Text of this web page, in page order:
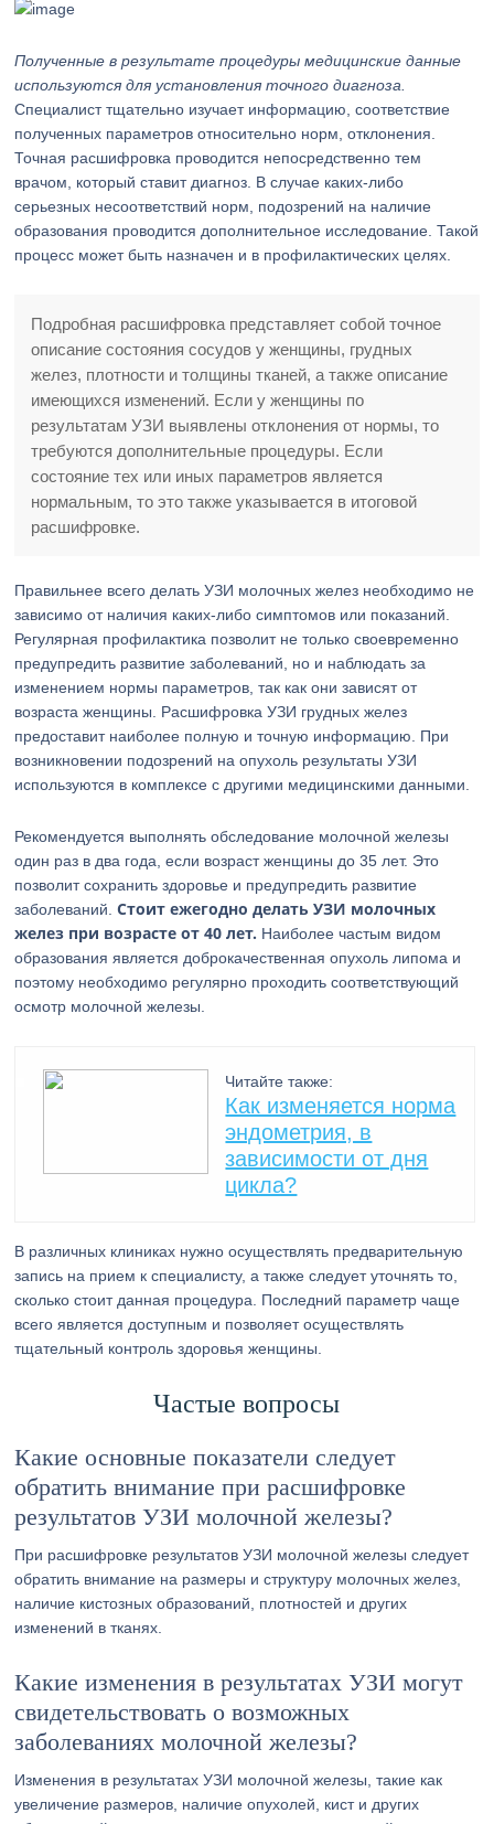
Полученные в результате процедуры медицинские данные
используются для установления точного диагноза.
Специалист тщательно изучает информацию, соответствие
полученных параметров относительно норм, отклонения.
Точная расшифровка проводится непосредственно тем
врачом, который ставит диагноз. В случае каких-либо
серьезных несоответствий норм, подозрений на наличие
образования проводится дополнительное исследование. Такой
процесс может быть назначен и в профилактических целях.
Подробная расшифровка представляет собой точное
описание состояния сосудов у женщины, грудных
желез, плотности и толщины тканей, а также описание
имеющихся изменений. Если у женщины по
результатам УЗИ выявлены отклонения от нормы, то
требуются дополнительные процедуры. Если
состояние тех или иных параметров является
нормальным, то это также указывается в итоговой
расшифровке.
Правильнее всего делать УЗИ молочных желез необходимо не
зависимо от наличия каких-либо симптомов или показаний.
Регулярная профилактика позволит не только своевременно
предупредить развитие заболеваний, но и наблюдать за
изменением нормы параметров, так как они зависят от
возраста женщины. Расшифровка УЗИ грудных желез
предоставит наиболее полную и точную информацию. При
возникновении подозрений на опухоль результаты УЗИ
используются в комплексе с другими медицинскими данными.
Рекомендуется выполнять обследование молочной железы
один раз в два года, если возраст женщины до 35 лет. Это
позволит сохранить здоровье и предупредить развитие
заболеваний.Стоит ежегодно делать УЗИ молочных
желез при возрасте от 40 лет. Наиболее частым видом
образования является доброкачественная опухоль липома и
поэтому необходимо регулярно проходить соответствующий
осмотр молочной железы.
Читайте также:
Как изменяется норма
эндометрия, в
зависимости от дня
цикла?
В различных клиниках нужно осуществлять предварительную
запись на прием к специалисту, а также следует уточнять то,
сколько стоит данная процедура. Последний параметр чаще
всего является доступным и позволяет осуществлять
тщательный контроль здоровья женщины.
Частые вопросы
Какие основные показатели следует
обратить внимание при расшифровке
результатов УЗИ молочной железы?
При расшифровке результатов УЗИ молочной железы следует
обратить внимание на размеры и структуру молочных желез,
наличие кистозных образований, плотностей и других
изменений в тканях.
Какие изменения в результатах УЗИ могут
свидетельствовать о возможных
заболеваниях молочной железы?
Изменения в результатах УЗИ молочной железы, такие как
увеличение размеров, наличие опухолей, кист и других